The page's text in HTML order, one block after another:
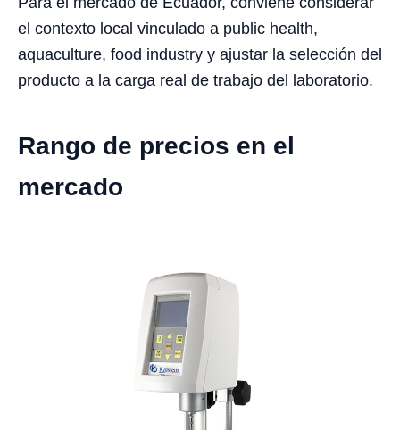
el contexto local vinculado a public health,
aquaculture, food industry y ajustar la selección del
producto a la carga real de trabajo del laboratorio.
Rango de precios en el
mercado